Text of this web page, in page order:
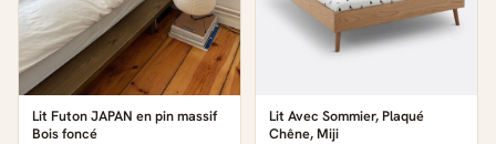
Lit Futon JAPAN en pin massif
Bois foncé
Lit Avec Sommier, Plaqué
Chêne, Miji